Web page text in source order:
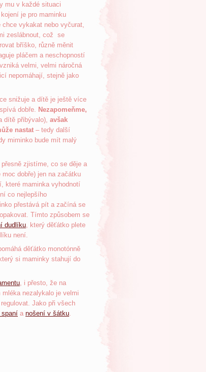
mu v každé situaci
je pro maminku
vykakat nebo vyčurat,
zeslábnout, což se
bříško, různě měnit
pláčem a neschopností
velmi, velmi náročná
nepomáhají, stejně jako
snižuje a dítě je ještě více
dobře. Nezapomeňme,
dítě přibývalo), avšak
nastat – tedy další
miminko bude mít malý
zjistíme, co se děje a
dobře) jen na začátku
které maminka vyhodnotí
co nejlepšího
přestává pít a začíná se
Tímto způsobem se
dudlíku, který děťátko plete
není.
děťátko monotónně
si maminky stahují do
, i přesto, že na
nezalykalo je velmi
Jako při všech
spaní a nošení v šátku.